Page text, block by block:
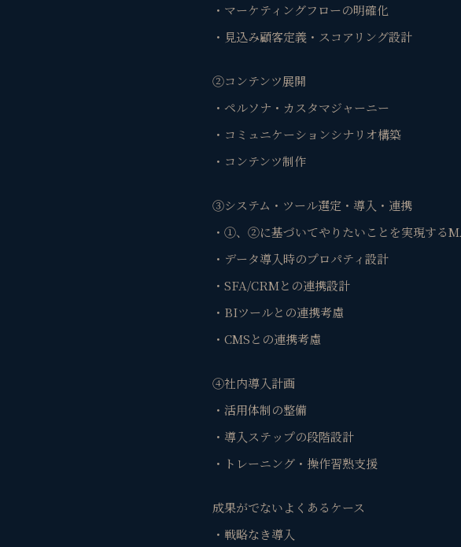
・マーケティングフローの明確化
・見込み顧客定義・スコアリング設計
②コンテンツ展開
・ペルソナ・カスタマジャーニー
・コミュニケーションシナリオ構築
・コンテンツ制作
③システム・ツール選定・導入・連携
・①、②に基づいてやりたいことを実現する
・データ導入時のプロパティ設計
・SFA/CRMとの連携設計
・BIツールとの連携考慮
・CMSとの連携考慮
④社内導入計画
・活用体制の整備
・導入ステップの段階設計
・トレーニング・操作習熟支援
成果がでないよくあるケース
・戦略なき導入